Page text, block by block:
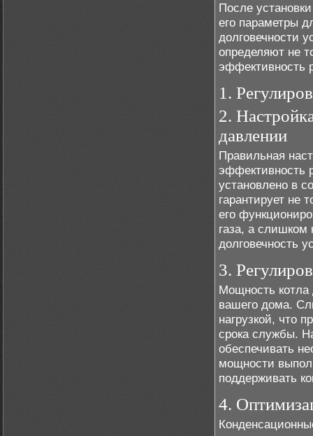
После
его параметры
долговечности
определяют не
эффективность
1.
2.
давлении
Правильная
эффективность
установлено в
гарантирует не
его
газа, а слишком
долговечность
3.
Мощность котла
вашего дома.
нагрузкой, что
срока службы.
обеспечивать
мощности
поддерживать
4.